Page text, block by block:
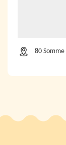
80 Somme